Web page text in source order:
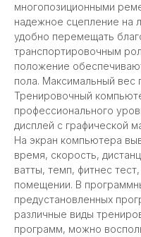
многопозиционными
надежное сцепление на
удобно перемещать
транспортировочным
положение
пола. Максимальный вес
Тренировочный
профессионального
дисплей с графической
На экран компьютера
время, скорость,
ватты, темп, фитнес
помещении. В
предустановленных
различные виды
программ, можно